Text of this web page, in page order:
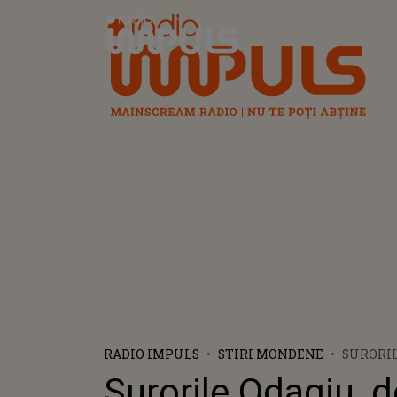
Radio Impuls
RADIO IMPULS STIRI MONDENE
CELUI